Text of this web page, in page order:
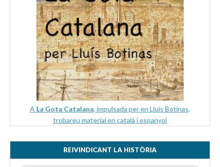
A La Gota Catalana, impulsada per en Lluís Botinas,
trobareu material en català i espanyol
REIVINDICANT LA HISTÒRIA